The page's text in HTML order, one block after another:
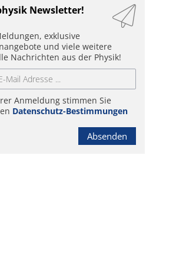
Newsletter!
exklusive
und viele weitere
Nachrichten aus der Physik!
Anmeldung stimmen Sie
Datenschutz-Bestimmungen
Absenden